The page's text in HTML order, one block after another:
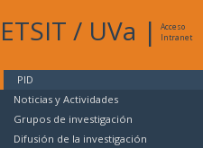
ETSIT / UVa |
Acceso
Intranet
PID
Noticias y Actividades
Grupos de investigación
Difusión de la investigación